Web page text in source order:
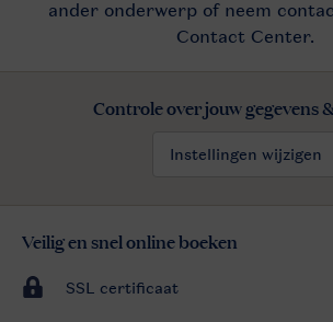
Controle over jouw gegevens
Instellingen wijzigen
Veilig en snel online boeken
SSL certificaat